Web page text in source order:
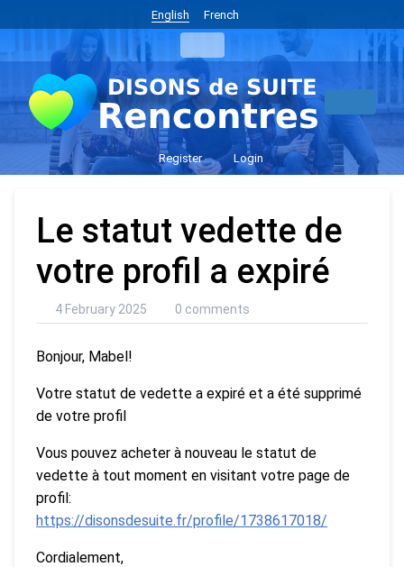
English French
Register Login
Le statut vedette de
votre profil a expiré
4 February 2025 0 comments
Bonjour, Mabel!
Votre statut de vedette a expiré et a été supprimé
de votre profil
Vous pouvez acheter à nouveau le statut de
vedette à tout moment en visitant votre page de
profil:
https://disonsdesuite.fr/profile/1738617018/
Cordialement,